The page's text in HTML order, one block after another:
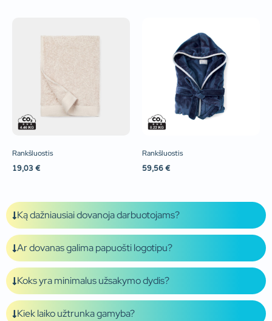
Rankšluostis
19,03 €
Rankšluostis
59,56 €
Ką dažniausiai dovanoja darbuotojams?
Ar dovanas galima papuošti logotipu?
Koks yra minimalus užsakymo dydis?
Kiek laiko užtrunka gamyba?